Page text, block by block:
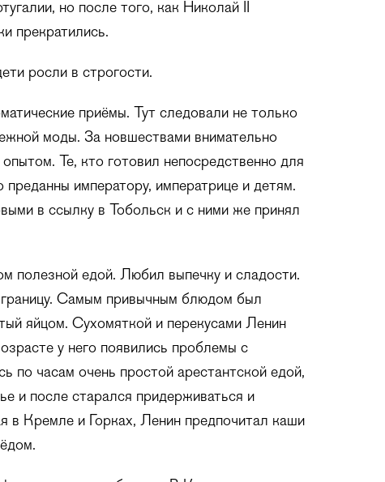
но после того, как Николай II
прекратились.
росли в строгости.
приёмы. Тут следовали не только
моды. За новшествами внимательно
Те, кто готовил непосредственно для
императору, императрице и детям.
в ссылку в Тобольск и с ними же принял
полезной едой. Любил выпечку и сладости.
Самым привычным блюдом был
яйцом. Сухомяткой и перекусами Ленин
у него появились проблемы с
по часам очень простой арестантской едой,
и после старался придерживаться и
в Кремле и Горках, Ленин предпочитал каши